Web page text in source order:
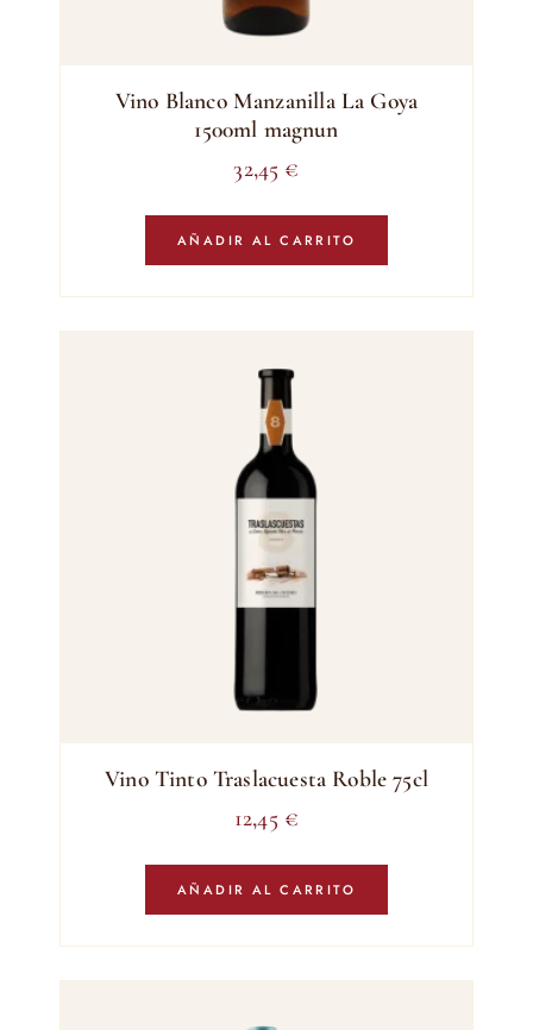
Vino Blanco Manzanilla La Goya
1500ml magnun
32,45 €
AÑADIR AL CARRITO
Vino Tinto Traslacuesta Roble 75cl
12,45 €
AÑADIR AL CARRITO